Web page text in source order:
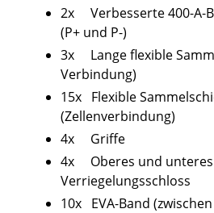
2x Verbesserte 400-A-
(P+ und P-)
3x Lange flexible
Verbindung)
15x Flexible
(Zellenverbindung)
4x Griffe
4x Oberes und unteres
Verriegelungsschloss
10x EVA-Band